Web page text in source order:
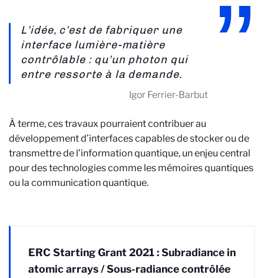
L’idée, c’est de fabriquer une
interface lumière-matière
contrôlable : qu’un photon qui
entre ressorte à la demande.
Igor Ferrier-Barbut
À terme, ces travaux pourraient contribuer au
développement d’interfaces capables de stocker ou de
transmettre de l’information quantique, un enjeu central
pour des technologies comme les mémoires quantiques
ou la communication quantique.
ERC Starting Grant 2021 : Subradiance in
atomic arrays / Sous-radiance contrôlée